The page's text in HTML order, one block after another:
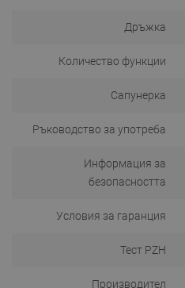
Дръжка
Количество функции
Сапунерка
Ръководство за употреба
Информация за
безопасността
Условия за гаранция
Тест PZH
Производител